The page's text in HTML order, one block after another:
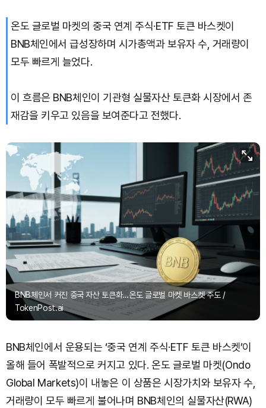
온도 글로벌 마켓의 중국 연계 주식·ETF 토큰 바스켓이
BNB체인에서 급성장하며 시가총액과 보유자 수, 거래량이
모두 빠르게 늘었다.
이 흐름은 BNB체인이 기관형 실물자산 토큰화 시장에서 존
재감을 키우고 있음을 보여준다고 전했다.
BNB체인서 커진 중국 자산 토큰화…온도 글로벌 마켓 바스켓 주도 /
TokenPost.ai
BNB체인에서 운용되는 ‘중국 연계 주식·ETF 토큰 바스켓’이
올해 들어 폭발적으로 커지고 있다. 온도 글로벌 마켓(Ondo
Global Markets)이 내놓은 이 상품은 시장가치와 보유자 수,
거래량이 모두 빠르게 불어나며 BNB체인의 실물자산(RWA)